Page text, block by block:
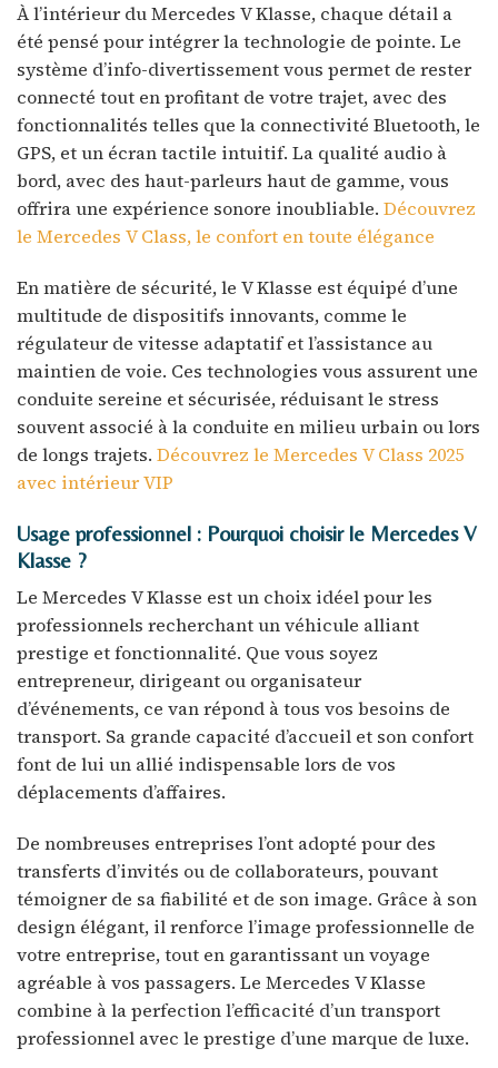
À l’intérieur du Mercedes V Klasse, chaque détail a
été pensé pour intégrer la technologie de pointe. Le
système d’info-divertissement vous permet de rester
connecté tout en profitant de votre trajet, avec des
fonctionnalités telles que la connectivité Bluetooth, le
GPS, et un écran tactile intuitif. La qualité audio à
bord, avec des haut-parleurs haut de gamme, vous
offrira une expérience sonore inoubliable. Découvrez
le Mercedes V Class, le confort en toute élégance
En matière de sécurité, le V Klasse est équipé d’une
multitude de dispositifs innovants, comme le
régulateur de vitesse adaptatif et l’assistance au
maintien de voie. Ces technologies vous assurent une
conduite sereine et sécurisée, réduisant le stress
souvent associé à la conduite en milieu urbain ou lors
de longs trajets. Découvrez le Mercedes V Class 2025
avec intérieur VIP
Usage professionnel : Pourquoi choisir le Mercedes V
Klasse ?
Le Mercedes V Klasse est un choix idéel pour les
professionnels recherchant un véhicule alliant
prestige et fonctionnalité. Que vous soyez
entrepreneur, dirigeant ou organisateur
d’événements, ce van répond à tous vos besoins de
transport. Sa grande capacité d’accueil et son confort
font de lui un allié indispensable lors de vos
déplacements d’affaires.
De nombreuses entreprises l’ont adopté pour des
transferts d’invités ou de collaborateurs, pouvant
témoigner de sa fiabilité et de son image. Grâce à son
design élégant, il renforce l’image professionnelle de
votre entreprise, tout en garantissant un voyage
agréable à vos passagers. Le Mercedes V Klasse
combine à la perfection l’efficacité d’un transport
professionnel avec le prestige d’une marque de luxe.